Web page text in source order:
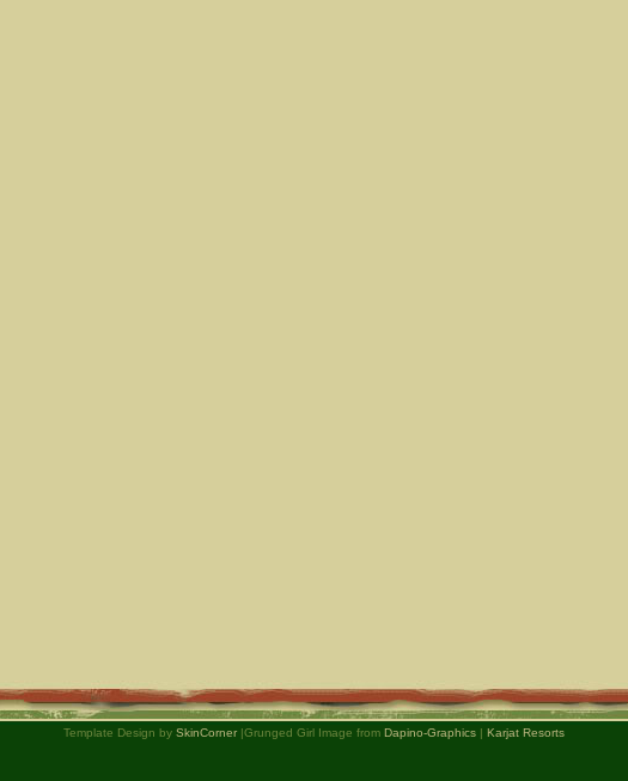
Template Design by SkinCorner|Grunged Girl Image from Dapino-Graphics| Karjat Resorts